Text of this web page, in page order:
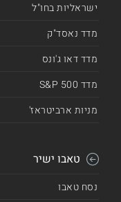
ישראליות בחו"ל
מדד נאסד"ק
מדד דאו ג'ונס
מדד 500 S&P
מניות ארביטראז'
טאבו ישיר
נסח טאבו